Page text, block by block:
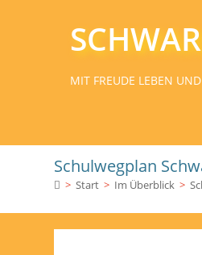
MIT FREUDE LEBEN
Schulwegplan
> Start > Im Überblick >